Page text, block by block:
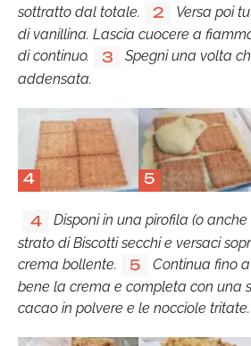
sottratto dal totale.
2
Versa poi
di vanillina. Lascia cuocere a
di continuo.
3
Spegni una volta
addensata.
4 5
4
Disponi in una pirofila (o
strato di Biscotti secchi e versaci
crema bollente.
5 Continua fino
bene la crema e completa con una
cacao in polvere e le nocciole tritate.